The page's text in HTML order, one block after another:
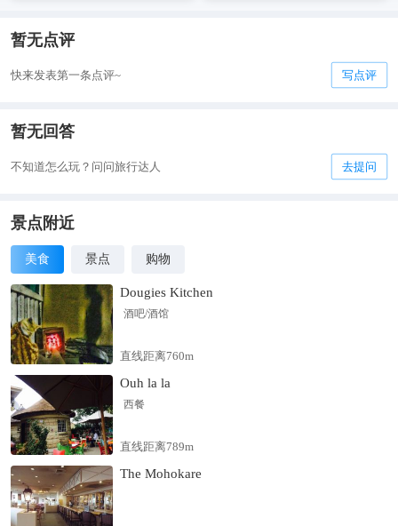
暂无点评
快来发表第一条点评~ 写点评
暂无回答
不知道怎么玩？问问旅行达人 去提问
景点附近
美食 景点 购物
Dougies Kitchen
酒吧/酒馆
直线距离760m
Ouh la la
西餐
直线距离789m
The Mohokare